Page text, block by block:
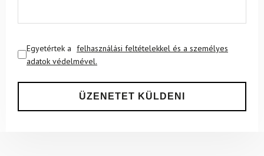
Egyetértek a felhasználási feltételekkel és a személyes
adatok védelmével.